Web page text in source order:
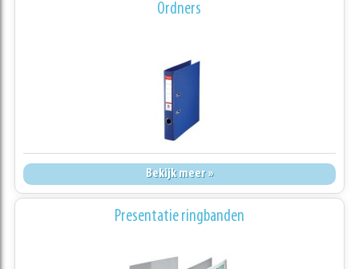
Ordners
Bekijk meer »
Presentatie ringbanden